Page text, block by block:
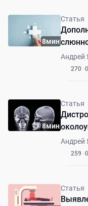
8мин
Статья
Андрей
270
8мин
Статья
Андрей
259
Статья